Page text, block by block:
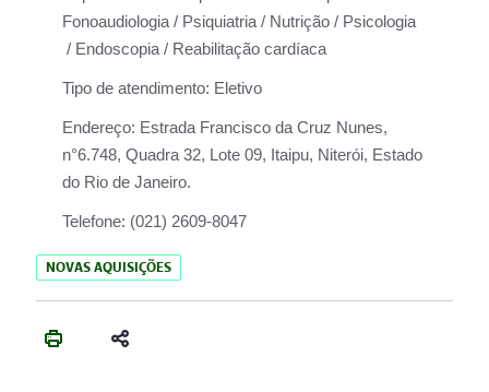
Fonoaudiologia / Psiquiatria / Nutrição / Psicologia
/ Endoscopia / Reabilitação cardíaca
Tipo de atendimento: Eletivo
Endereço: Estrada Francisco da Cruz Nunes,
n°6.748, Quadra 32, Lote 09, Itaipu, Niterói, Estado
do Rio de Janeiro.
Telefone: (021) 2609-8047
NOVAS AQUISIÇÕES